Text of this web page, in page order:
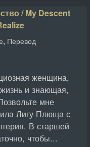
/ My Descent
, Перевод
женщина,
и знающая,
мне
Лигу Плюща с
В старшей
чтобы...